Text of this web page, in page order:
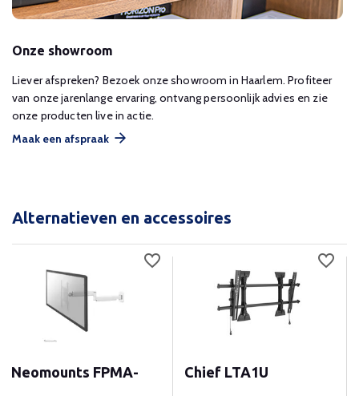
Onze showroom
Liever afspreken? Bezoek onze showroom in Haarlem. Profiteer
van onze jarenlange ervaring, ontvang persoonlijk advies en zie
onze producten live in actie.
Maak een afspraak
Alternatieven en accessoires
Neomounts FPMA- Chief LTA1U